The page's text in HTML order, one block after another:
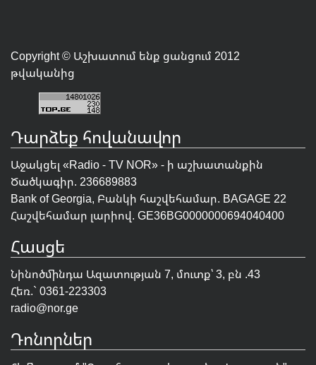
Copyright © Աշխատում ենք ցանցում 2012
թվականից
Դարձեք հովանավոր
Աջակցել «Radio - TV NOR» - ի աշխատանքին
Ծածկագիր. 236689883
Bank of Georgia, Բանկի հաշվեհամար. BAGAGE 22
Հաշվեհամար լարիով. GE36BG0000000694040400
Հասցե
Նինոծմինդա Ազատության 7, մուտք՝ 3, բն .43
Հեռ.` 0361-223303
radio@nor.ge
Դոնորներ